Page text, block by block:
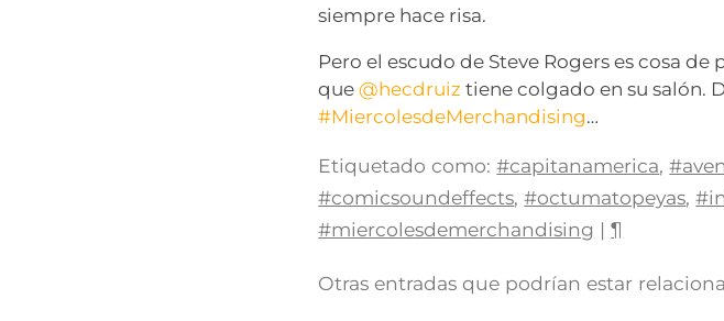
siempre hace risa.
Pero el escudo de Steve Rogers es cosa
que @hecdruiz tiene colgado en su salón.
#MiercolesdeMerchandising…
Etiquetado como: #capitanamerica,
#comicsoundeffects,#octumatopeyas,
#miercolesdemerchandising |¶
Otras entradas que podrían estar